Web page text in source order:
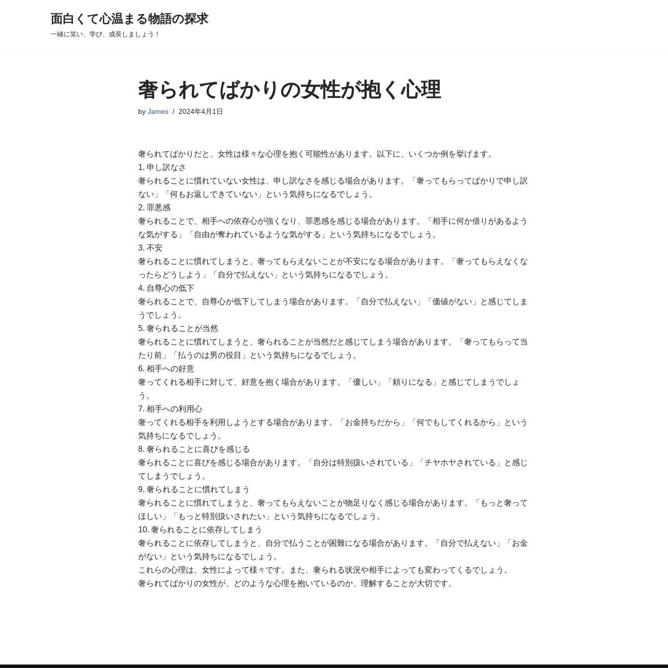
面白くて心温まる物語の探求
一緒に笑い、学び、成長しましょう！
奢られてばかりの女性が抱く心理
by James 2024年4月1日
奢られてばかりだと、女性は様々な心理を抱く可能性があります。以下に、いくつか例を挙げます。
1. 申し訳なさ
奢られることに慣れていない女性は、申し訳なさを感じる場合があります。「奢ってもらってばかりで申し訳
ない」「何もお返しできていない」という気持ちになるでしょう。
2. 罪悪感
奢られることで、相手への依存心が強くなり、罪悪感を感じる場合があります。「相手に何か借りがあるよう
な気がする」「自由が奪われているような気がする」という気持ちになるでしょう。
3. 不安
奢られることに慣れてしまうと、奢ってもらえないことが不安になる場合があります。「奢ってもらえなくな
ったらどうしよう」「自分で払えない」という気持ちになるでしょう。
4. 自尊心の低下
奢られることで、自尊心が低下してしまう場合があります。「自分で払えない」「価値がない」と感じてしま
うでしょう。
5. 奢られることが当然
奢られることに慣れてしまうと、奢られることが当然だと感じてしまう場合があります。「奢ってもらって当
たり前」「払うのは男の役目」という気持ちになるでしょう。
6. 相手への好意
奢ってくれる相手に対して、好意を抱く場合があります。「優しい」「頼りになる」と感じてしまうでしょ
う。
7. 相手への利用心
奢ってくれる相手を利用しようとする場合があります。「お金持ちだから」「何でもしてくれるから」という
気持ちになるでしょう。
8. 奢られることに喜びを感じる
奢られることに喜びを感じる場合があります。「自分は特別扱いされている」「チヤホヤされている」と感じ
てしまうでしょう。
9. 奢られることに慣れてしまう
奢られることに慣れてしまうと、奢ってもらえないことが物足りなく感じる場合があります。「もっと奢って
ほしい」「もっと特別扱いされたい」という気持ちになるでしょう。
10. 奢られることに依存してしまう
奢られることに依存してしまうと、自分で払うことが困難になる場合があります。「自分で払えない」「お金
がない」という気持ちになるでしょう。
これらの心理は、女性によって様々です。また、奢られる状況や相手によっても変わってくるでしょう。
奢られてばかりの女性が、どのような心理を抱いているのか、理解することが大切です。